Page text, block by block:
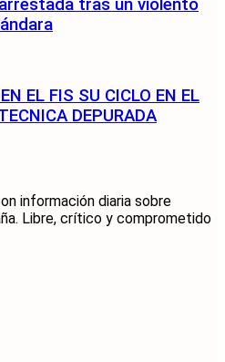
tras un violento
EL FIS SU CICLO EN EL
DEPURADA
información diaria sobre
Libre, crítico y comprometido